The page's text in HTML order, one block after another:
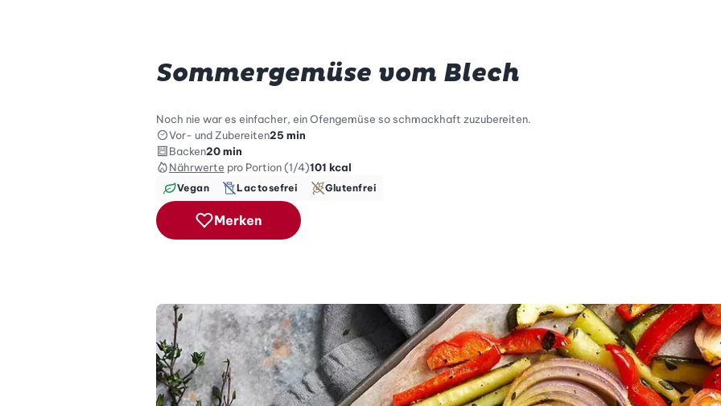
Sommergemüse vom Blech
Noch nie war es einfacher, ein Ofengemüse so schmackhaft zuzubereiten.
Vor- und Zubereiten25 min
Backen20 min
Nährwerte pro Portion (1/4)101 kcal
Vegan Lactosefrei Glutenfrei
Merken